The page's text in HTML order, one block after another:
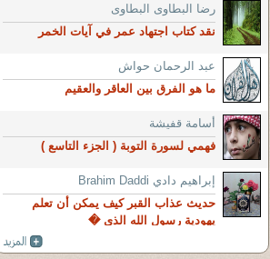
رضا البطاوى البطاوى
نقد كتاب اجتهاد عمر في آيات الخمر
عبد الرحمان حواش
ما هو الفرق بين العاقر والعقيم
أسامة قفيشة
فهمي لسورة التوبة ( الجزء التاسع )
إبراهيم دادي Brahim Daddi
حديث عذاب القبر كيف يمكن أن تعلم
يهودية رسول الله الذي �